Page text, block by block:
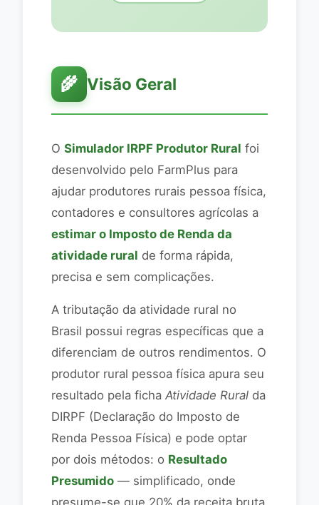
🌾 Visão Geral
O Simulador IRPF Produtor Rural foi
desenvolvido pelo FarmPlus para
ajudar produtores rurais pessoa física,
contadores e consultores agrícolas a
estimar o Imposto de Renda da
atividade rural de forma rápida,
precisa e sem complicações.
A tributação da atividade rural no
Brasil possui regras específicas que a
diferenciam de outros rendimentos. O
produtor rural pessoa física apura seu
resultado pela ficha Atividade Rural da
DIRPF (Declaração do Imposto de
Renda Pessoa Física) e pode optar
por dois métodos: o Resultado
Presumido — simplificado, onde
presume-se que 20% da receita bruta